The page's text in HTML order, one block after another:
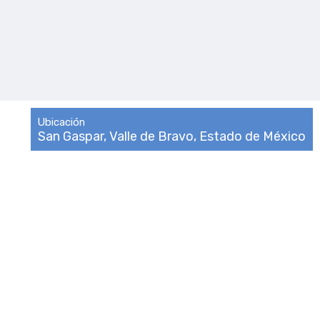
Ubicación
San Gaspar, Valle de Bravo, Estado de México